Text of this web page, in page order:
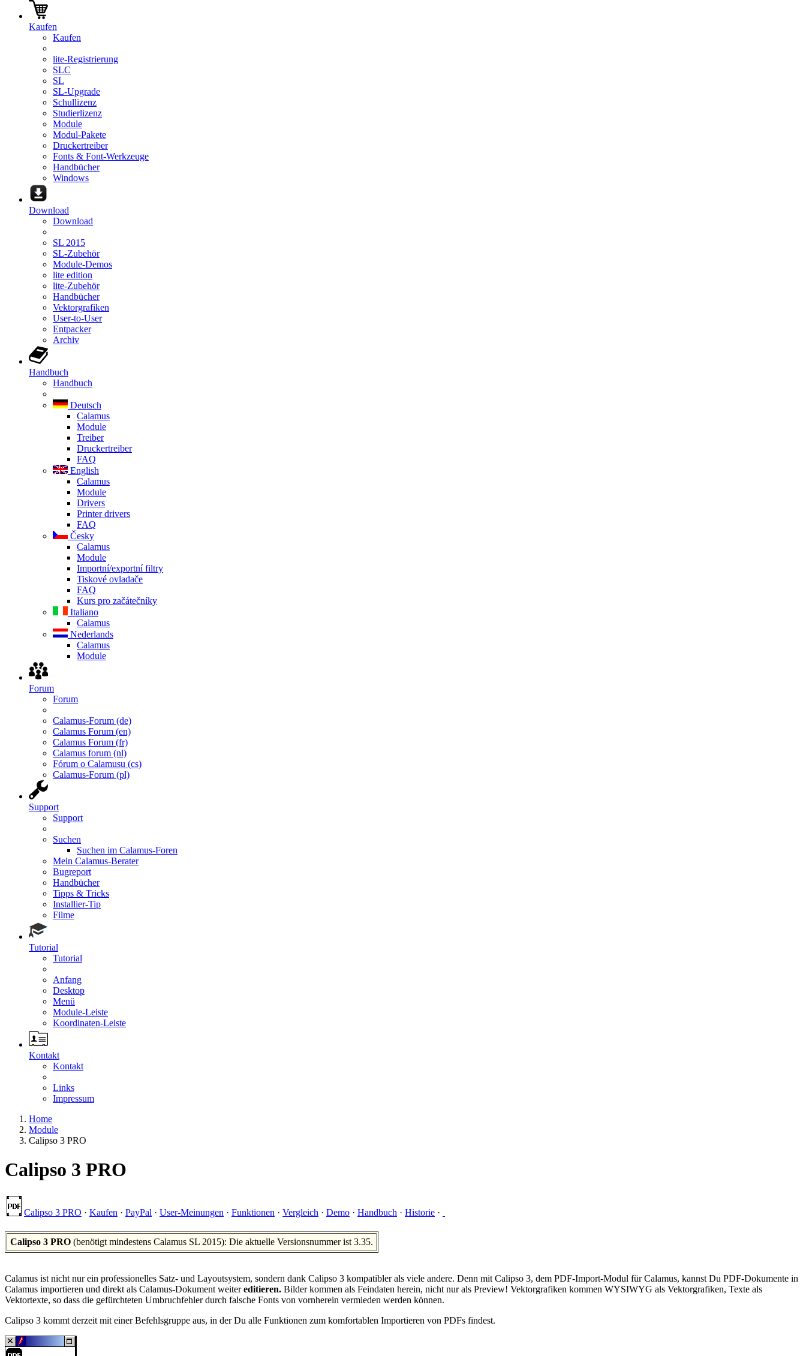
Kaufen
Kaufen
lite-Registrierung
SLC
SL
SL-Upgrade
Schullizenz
Studierlizenz
Module
Modul-Pakete
Druckertreiber
Fonts & Font-Werkzeuge
Handbücher
Windows
Download
Download
SL 2015
SL-Zubehör
Module-Demos
lite edition
lite-Zubehör
Handbücher
Vektorgrafiken
User-to-User
Entpacker
Archiv
Handbuch
Handbuch
Deutsch
Calamus
Module
Treiber
Druckertreiber
FAQ
English
Calamus
Module
Drivers
Printer drivers
FAQ
Česky
Calamus
Module
Importní/exportní filtry
Tiskové ovladače
FAQ
Kurs pro začátečníky
Italiano
Calamus
Nederlands
Calamus
Module
Forum
Forum
Calamus-Forum (de)
Calamus Forum (en)
Calamus Forum (fr)
Calamus forum (nl)
Fórum o Calamusu (cs)
Calamus-Forum (pl)
Support
Support
Suchen
Suchen im Calamus-Foren
Mein Calamus-Berater
Bugreport
Handbücher
Tipps & Tricks
Installier-Tip
Filme
Tutorial
Tutorial
Anfang
Desktop
Menü
Module-Leiste
Koordinaten-Leiste
Kontakt
Kontakt
Links
Impressum
Home
Module
Calipso 3 PRO
Calipso 3 PRO
Calipso 3 PRO · Kaufen · PayPal · User-Meinungen · Funktionen · Vergleich · Demo · Handbuch · Historie ·
Calipso 3 PRO (benötigt mindestens Calamus SL 2015): Die aktuelle Versionsnummer ist 3.35.
Calamus ist nicht nur ein professionelles Satz- und Layoutsystem, sondern dank Calipso 3 kompatibler als viele andere. Denn mit Calipso 3, dem PDF-Import-Modul für Calamus, kannst Du PDF-Dokumente in
Calamus importieren und direkt als Calamus-Dokument weitereditieren. Bilder kommen als Feindaten herein, nicht nur als Preview! Vektorgrafiken kommen WYSIWYG als Vektorgrafiken, Texte als
Vektortexte, so dass die gefürchteten Umbruchfehler durch falsche Fonts von vornherein vermieden werden können.
Calipso 3 kommt derzeit mit einer Befehlsgruppe aus, in der Du alle Funktionen zum komfortablen Importieren von PDFs findest.